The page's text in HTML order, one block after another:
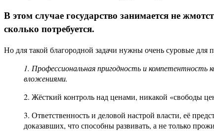
В этом случае государство занимается не
сколько потребуется.
Но для такой благородной задачи нужны очень суровые
1. Профессиональная пригодность и
вложениями.
2. Жёсткий контроль над ценами, никакой «свободы
3. Ответственность и деловой настрой власти, её
доказавших, что способны развивать, а не только